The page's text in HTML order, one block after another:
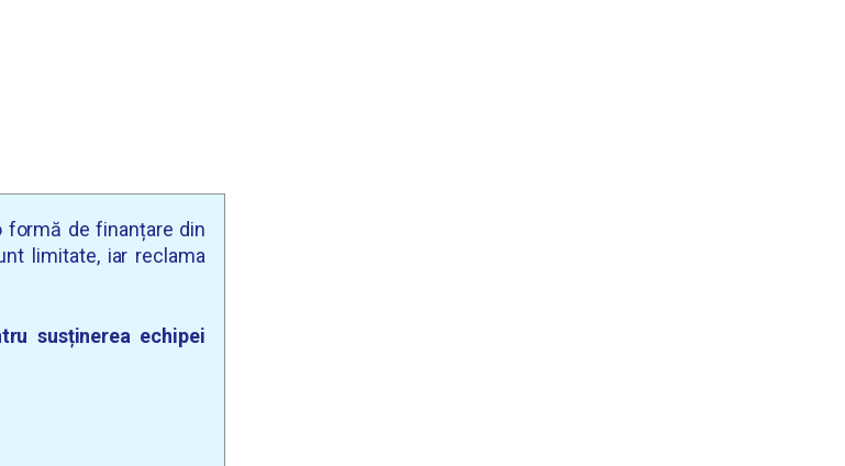
formă de finanțare din
limitate, iar reclama
susținerea echipei